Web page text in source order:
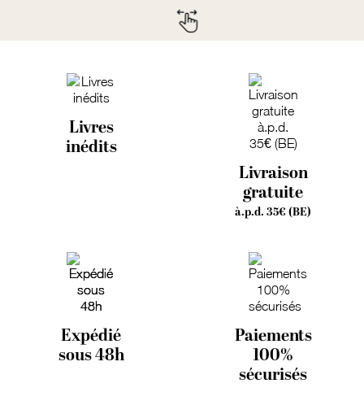
Livres
inédits
Livraison
gratuite
à.p.d. 35€ (BE)
Expédié
sous 48h
Paiements
100%
sécurisés